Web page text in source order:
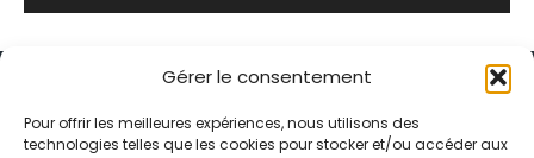
Gérer le consentement
Pour offrir les meilleures expériences, nous utilisons des
technologies telles que les cookies pour stocker et/ou accéder aux